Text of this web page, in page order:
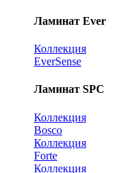
Ламинат Ever
Коллекция
EverSense
Ламинат SPC
Коллекция
Bosco
Коллекция
Forte
Коллекция